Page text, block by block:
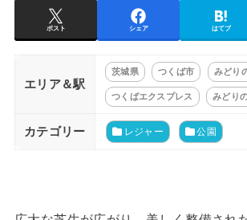
ポスト シェア はてブ
エリア＆駅
茨城県 つくば市 みどり
つくばエクスプレス みどり
カテゴリー レジャー 公園